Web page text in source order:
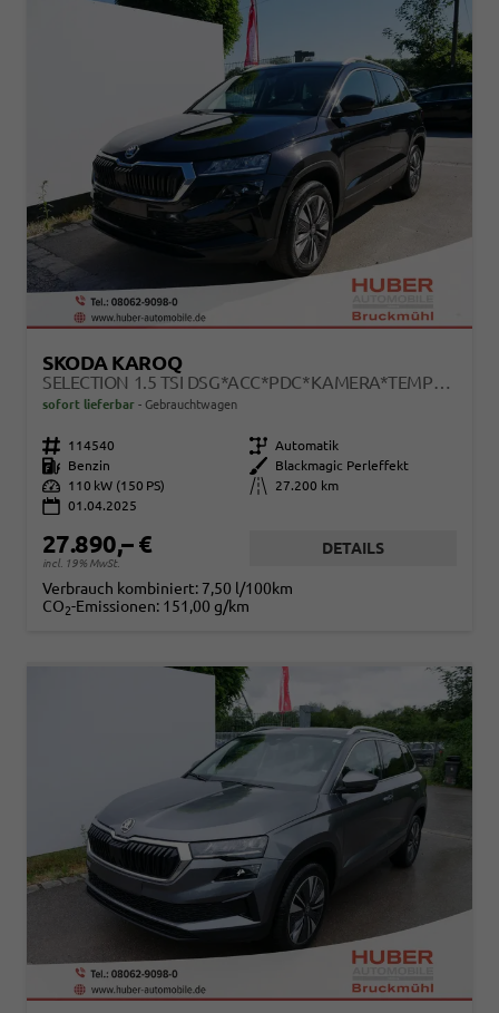
SKODA KAROQ
SELECTION 1.5 TSI DSG*ACC*PDC*KAMERA*TEMPOMAT*LED*SMARTLINK*KLIMA*RADIO*17-ZOLL
sofort lieferbar Gebrauchtwagen
Fahrzeugnr. 114540 Getriebe Automatik
Kraftstoff
Benzin Außenfarbe
Blackmagic Perleffekt
Leistung
110 kW (150 PS) Kilometerstand
27.200 km
01.04.2025
27.890,– €
incl. 19% MwSt.
DETAILS
Verbrauch kombiniert: 7,50 l/100km
CO2-Emissionen: 151,00 g/km